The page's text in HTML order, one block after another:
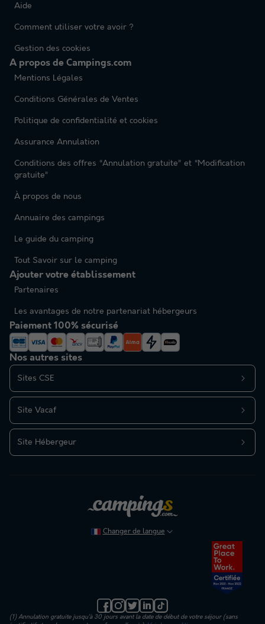
Nos autres sites
Sites CSE
Site Vacaf
Site Hébergeur
Aide
Comment utiliser votre avoir ?
Gestion des cookies
A propos de Campings.com
Mentions Légales
Conditions Générales de Ventes
Politique de confidentialité et cookies
Assurance Annulation
Conditions des offres “Annulation gratuite” et “Modification
gratuite”
À propos de nous
Annuaire des campings
Le guide du camping
Tout Savoir sur le camping
Ajouter votre établissement
Partenaires
Les avantages de notre partenariat hébergeurs
Paiement 100% sécurisé
Changer de langue
(1) Annulation gratuite jusqu’à 30 jours avant la date de début de votre séjour (sans